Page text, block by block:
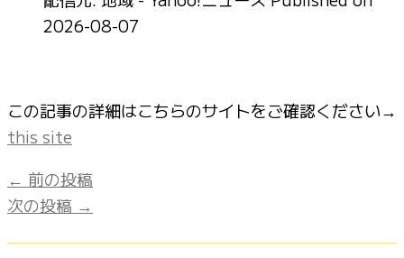
2026-08-07
この記事の詳細はこちらのサイトをご確認ください→
this site
← 前の投稿
次の投稿 →